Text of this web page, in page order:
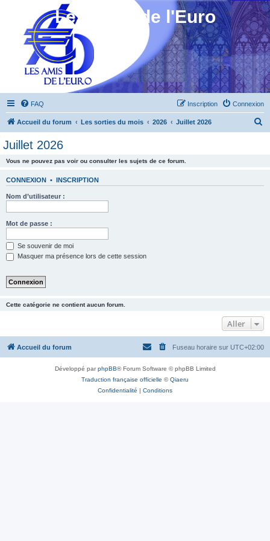
Les Amis de l'Euro
FAQ Connexion
Inscription
Accueil du forum Les sorties du mois 2026 Juillet 2026
Juillet 2026
Vous ne pouvez pas voir ou consulter les sujets de ce forum.
CONNEXION • INSCRIPTION
Nom d’utilisateur :
Mot de passe :
Se souvenir de moi
Masquer ma présence lors de cette session
Cette catégorie ne contient aucun forum.
Aller
Accueil du forum Fuseau horaire sur UTC+02:00
Développé parphpBB® Forum Software © phpBB Limited
Traduction française officielle ©Qiaeru
Confidentialité | Conditions